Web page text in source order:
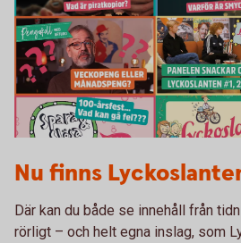
Nu finns
Där kan du både se innehåll från
rörligt – och helt egna inslag, som